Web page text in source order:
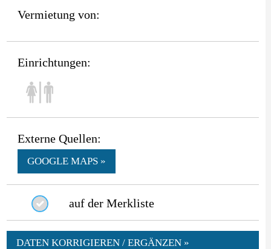
Vermietung von:
Einrichtungen:
Externe Quellen:
GOOGLE MAPS »
auf der Merkliste
DATEN KORRIGIEREN / ERGÄNZEN »